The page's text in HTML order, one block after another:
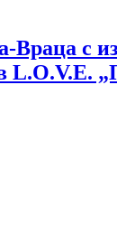
Враца с
L.O.V.E.